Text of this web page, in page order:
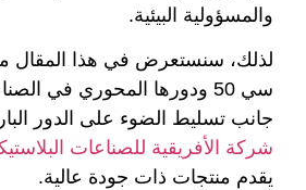
والمسؤولية البيئية.
لذلك، سنستعرض في هذا المقال
سي 50 ودورها المحوري في
جانب تسليط الضوء على الدور
شركة الأفريقية للصناعات
يقدم منتجات ذات جودة عالية.